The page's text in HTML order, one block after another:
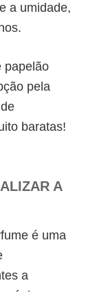
a umidade,
papelão
pela
baratas!
A
é uma
a